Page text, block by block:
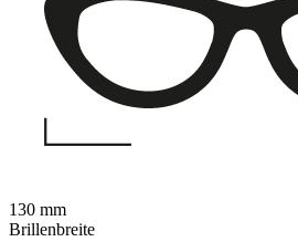
130 mm
Brillenbreite